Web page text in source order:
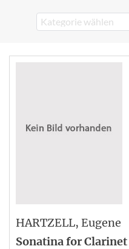
Kategorie wählen
HARTZELL, Eugene
Sonatina for